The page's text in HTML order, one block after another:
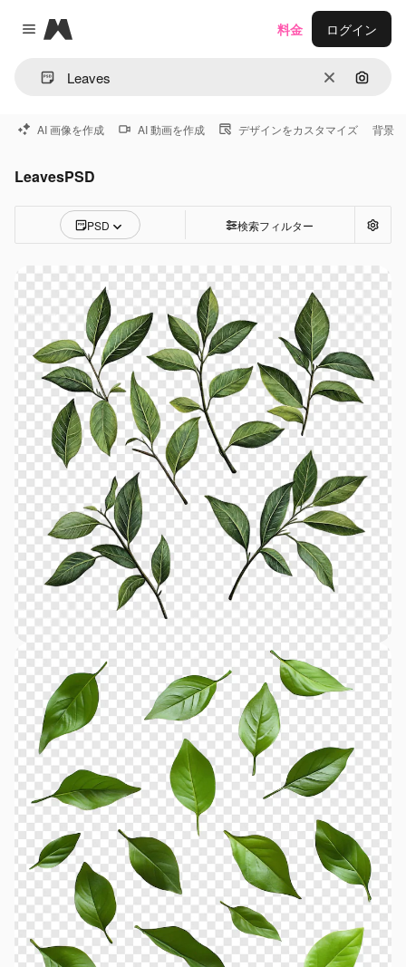
Close menu
Magnific
消去 画像で
料金 ログイン
AI 画像を作成 AI 動画を作成 デザインをカスタマイズ 背景
LeavesPSD
PSD 検索フィルター